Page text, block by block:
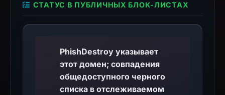
СТАТУС В ПУБЛИЧНЫХ БЛОК-ЛИСТАХ
PhishDestroy указывает
этот домен; совпадения
общедоступного черного
списка в отслеживаемом